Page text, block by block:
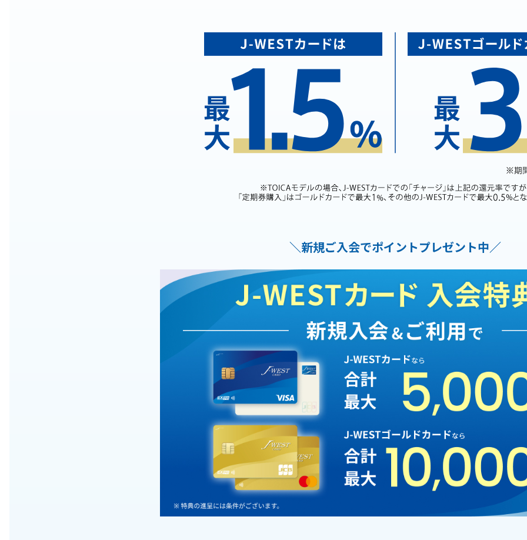
＼新規ご入会でポイントプレゼント中／